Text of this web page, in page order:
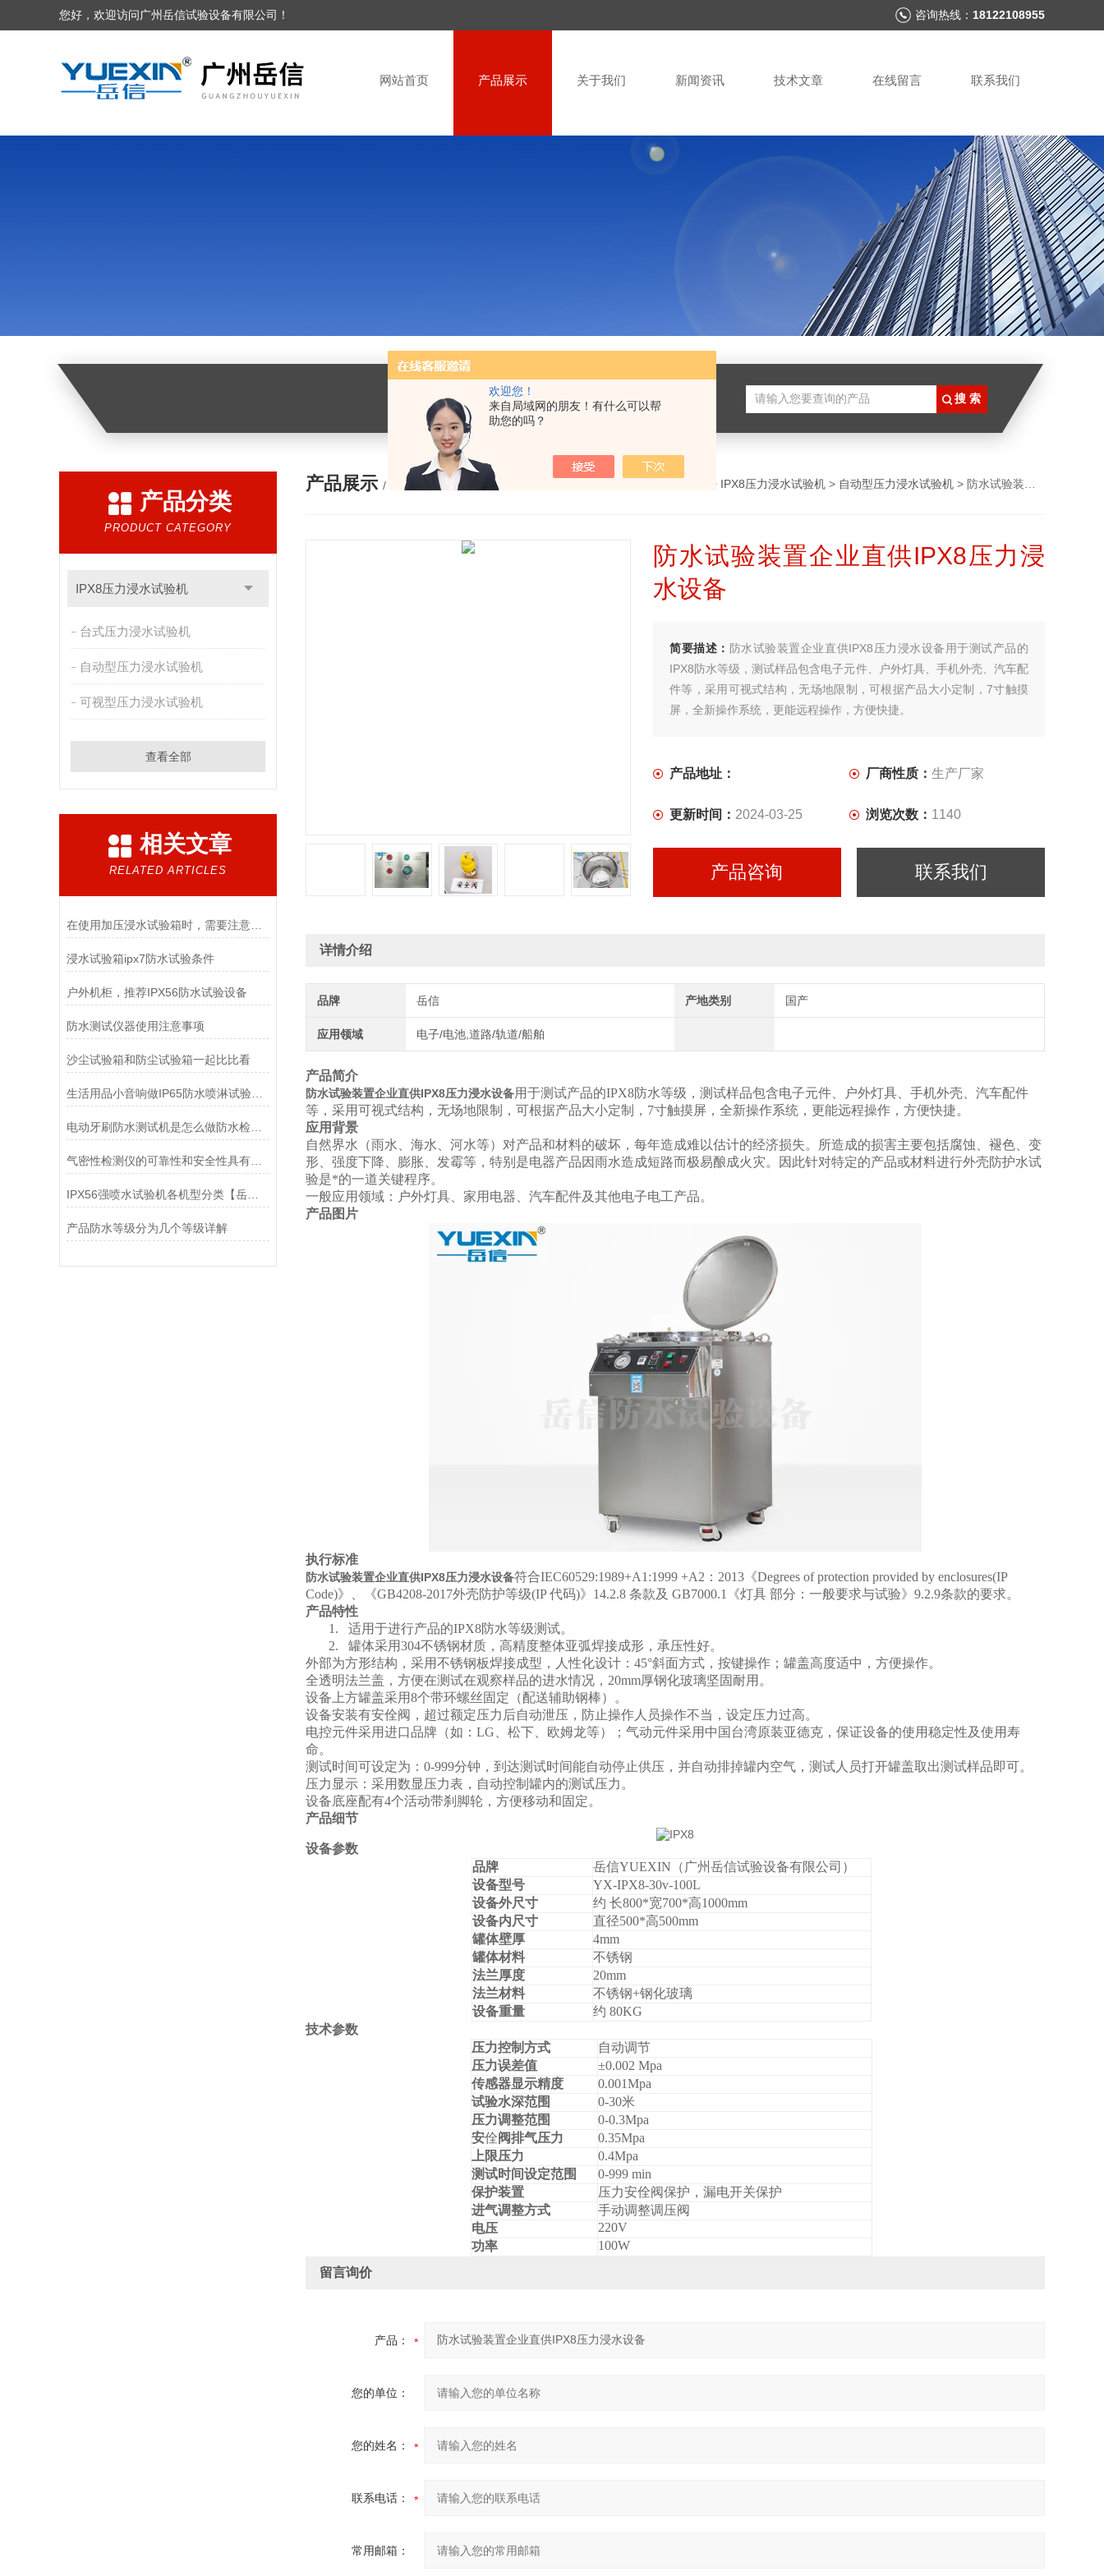
欢迎您！
来自局域网的朋友！有什么可以帮
助您的吗？
您好，欢迎访问广州岳信试验设备有限公司！ 咨询热线： 18122108955
网站首页 产品展示 关于我们 新闻资讯 技术文章 在线留言 联系我们
产品分类
PRODUCT CATEGORY
IPX8压力浸水试验机
台式压力浸水试验机
自动型压力浸水试验机
可视型压力浸水试验机
查看全部
相关文章
RELATED ARTICLES
在使用加压浸水试验箱时，需要注意以下几点
浸水试验箱ipx7防水试验条件
户外机柜，推荐IPX56防水试验设备
防水测试仪器使用注意事项
沙尘试验箱和防尘试验箱一起比比看
生活用品小音响做IP65防水喷淋试验装置测试
气密性检测仪的可靠性和安全性具有重要意义
IPX56强喷水试验机各机型分类【岳信】
产品防水等级分为几个等级详解
产品展示 / PRODUCTS > IPX8压力浸水试验机 > 自动型压力浸水试验机 > 防水试验装置企业直供IPX8压力浸水设备
防水试验装置企业直供IPX8压力浸
水设备
简要描述： 防水试验装置企业直供IPX8压力浸水设备用于测试产品的
IPX8防水等级，测试样品包含电子元件、户外灯具、手机外壳、汽车配
件等，采用可视式结构，无场地限制，可根据产品大小定制，7寸触摸
屏，全新操作系统，更能远程操作，方便快捷。
产品地址： 厂商性质： 生产厂家
更新时间： 2024-03-25 浏览次数： 1140
产品咨询 联系我们
详情介绍
品牌 岳信 产地类别 国产
应用领域 电子/电池,道路/轨道/船舶
产品简介
防水试验装置企业直供IPX8压力浸水设备用于测试产品的IPX8防水等级，测试样品包含电子元件、户外灯具、手机外壳、汽车配件
等，采用可视式结构，无场地限制，可根据产品大小定制，7寸触摸屏，全新操作系统，更能远程操作，方便快捷。
应用背景
自然界水（雨水、海水、河水等）对产品和材料的破坏，每年造成难以估计的经济损失。所造成的损害主要包括腐蚀、褪色、变
形、强度下降、膨胀、发霉等，特别是电器产品因雨水造成短路而极易酿成火灾。因此针对特定的产品或材料进行外壳防护水试
验是*的一道关键程序。
一般应用领域：户外灯具、家用电器、汽车配件及其他电子电工产品。
产品图片
执行标准
防水试验装置企业直供IPX8压力浸水设备符合IEC60529:1989+A1:1999 +A2：2013《Degrees of protection provided by enclosures(IP
Code)》、《GB4208-2017外壳防护等级(IP 代码)》14.2.8 条款及 GB7000.1《灯具 部分：一般要求与试验》9.2.9条款的要求。
产品特性
1. 适用于进行产品的IPX8防水等级测试。
2. 罐体采用304不锈钢材质，高精度整体亚弧焊接成形，承压性好。
外部为方形结构，采用不锈钢板焊接成型，人性化设计：45°斜面方式，按键操作；罐盖高度适中，方便操作。
全透明法兰盖 ，方便在测试在观察样品的进水情况，20mm厚钢化玻璃坚固耐用。
设备上方罐盖采用8个带环螺丝固定（配送辅助钢棒）。
设备安装有安佺阀，超过额定压力后自动泄压，防止操作人员操作不当，设定压力过高。
电控元件采用进口品牌（如：LG、松下、欧姆龙等）；气动元件采用中国台湾原装亚德克，保证设备的使用稳定性及使用寿
命。
测试时间可设定为：0-999分钟，到达测试时间能自动停止供压，并自动排掉罐内空气，测试人员打开罐盖取出测试样品即可。
压力显示：采用数显压力表，自动控制罐内的测试压力。
设备底座配有4个活动带刹脚轮，方便移动和固定。
产品细节
设备参数
品牌
岳信YUEXIN（广州岳信试验设备有限公司）
设备型号
YX-IPX8-30v-100L
设备外尺寸
约 长800*宽700*高1000mm
设备内尺寸
直径500*高500mm
罐体壁厚
4mm
罐体材料
不锈钢
法兰厚度
20mm
法兰材料
不锈钢+钢化玻璃
设备重量
约 80KG
技术参数
压力控制方式
自动调节
压力误差值
±0.002 Mpa
传感器显示精度
0.001Mpa
试验水深范围
0-30米
压力调整范围
0-0.3Mpa
安佺阀排气压力
0.35Mpa
上限压力
0.4Mpa
测试时间设定范围
0-999 min
保护装置
压力安佺阀保护，漏电开关保护
进气调整方式
手动调整调压阀
电压
220V
功率
100W
留言询价
产品：
您的单位：
您的姓名：
联系电话：
常用邮箱：